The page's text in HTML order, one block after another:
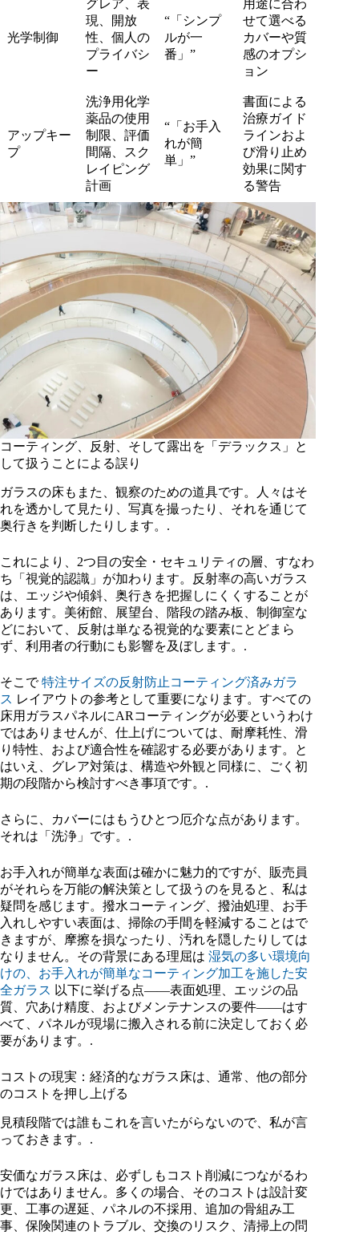
光学制御
グレア、表
現、開放
性、個人の
プライバシ
ー
“「シンプ
ルが一
番」”
用途に合わ
せて選べる
カバーや質
感のオプシ
ョン
アップキー
プ
洗浄用化学
薬品の使用
制限、評価
間隔、スク
レイピング
計画
“「お手入
れが簡
単」”
書面による
治療ガイド
ラインおよ
び滑り止め
効果に関す
る警告
コーティング、反射、そして露出を「デラックス」と
して扱うことによる誤り
ガラスの床もまた、観察のための道具です。人々はそ
れを透かして見たり、写真を撮ったり、それを通じて
奥行きを判断したりします。.
これにより、2つ目の安全・セキュリティの層、すなわ
ち「視覚的認識」が加わります。反射率の高いガラス
は、エッジや傾斜、奥行きを把握しにくくすることが
あります。美術館、展望台、階段の踏み板、制御室な
どにおいて、反射は単なる視覚的な要素にとどまら
ず、利用者の行動にも影響を及ぼします。.
そこで特注サイズの反射防止コーティング済みガラ
ス レイアウトの参考として重要になります。すべての
床用ガラスパネルにARコーティングが必要というわけ
ではありませんが、仕上げについては、耐摩耗性、滑
り特性、および適合性を確認する必要があります。と
はいえ、グレア対策は、構造や外観と同様に、ごく初
期の段階から検討すべき事項です。.
さらに、カバーにはもうひとつ厄介な点があります。
それは「洗浄」です。.
お手入れが簡単な表面は確かに魅力的ですが、販売員
がそれらを万能の解決策として扱うのを見ると、私は
疑問を感じます。撥水コーティング、撥油処理、お手
入れしやすい表面は、掃除の手間を軽減することはで
きますが、摩擦を損なったり、汚れを隠したりしては
なりません。その背景にある理屈は 湿気の多い環境向
けの、お手入れが簡単なコーティング加工を施した安
全ガラス 以下に挙げる点――表面処理、エッジの品
質、穴あけ精度、およびメンテナンスの要件――はす
べて、パネルが現場に搬入される前に決定しておく必
要があります。.
コストの現実：経済的なガラス床は、通常、他の部分
のコストを押し上げる
見積段階では誰もこれを言いたがらないので、私が言
っておきます。.
安価なガラス床は、必ずしもコスト削減につながるわ
けではありません。多くの場合、そのコストは設計変
更、工事の遅延、パネルの不採用、追加の骨組み工
事、保険関連のトラブル、交換のリスク、清掃上の問